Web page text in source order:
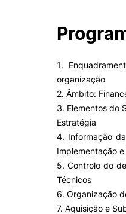
1.
organização
2. Âmbito:
3. Elementos do
Estratégia
4. Informação
Implementação
5. Controlo do
Técnicos
6. Organização
7. Aquisição e